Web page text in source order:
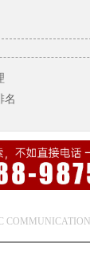
名
COMMUNICATION